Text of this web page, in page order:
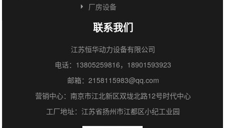
厂房设备
联系我们
江苏恒华动力设备有限公司
电话：13805259816，18901593923
邮箱：2158115983@qq.com
营销中心：南京市江北新区双垅北路12号时代中心
工厂地址：江苏省扬州市江都区小纪工业园